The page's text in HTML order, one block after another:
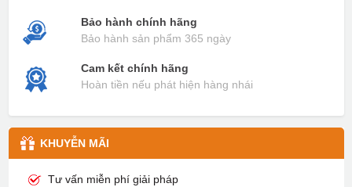
Bảo hành chính hãng
Bảo hành sản phẩm 365 ngày
Cam kết chính hãng
Hoàn tiền nếu phát hiện hàng nhái
KHUYỄN MÃI
Tư vấn miễn phí giải pháp